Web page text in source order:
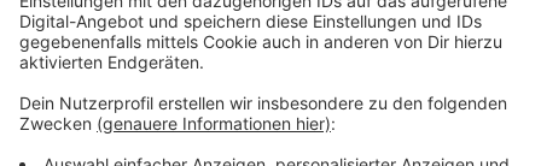
Anzeige